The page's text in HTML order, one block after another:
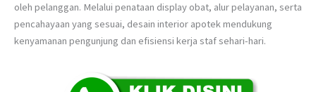
oleh pelanggan. Melalui penataan display obat, alur pelayanan, serta
pencahayaan yang sesuai, desain interior apotek mendukung
kenyamanan pengunjung dan efisiensi kerja staf sehari-hari.